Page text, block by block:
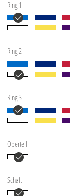
Ring 1
Ring 2
Ring 3
Oberteil
Schaft